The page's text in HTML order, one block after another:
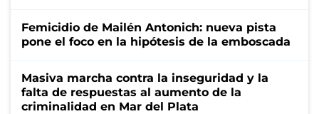
Femicidio de Mailén Antonich: nueva pista
pone el foco en la hipótesis de la emboscada
Masiva marcha contra la inseguridad y la
falta de respuestas al aumento de la
criminalidad en Mar del Plata